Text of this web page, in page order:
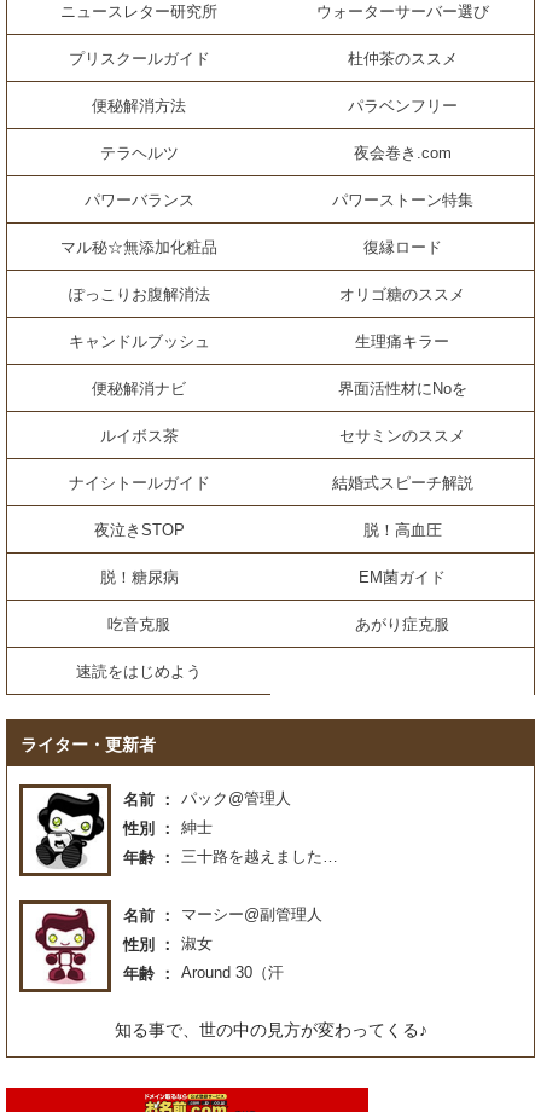
ニュースレター研究所 ウォーターサーバー選び
プリスクールガイド 杜仲茶のススメ
便秘解消方法 パラベンフリー
テラヘルツ 夜会巻き.com
パワーバランス パワーストーン特集
マル秘☆無添加化粧品 復縁ロード
ぽっこりお腹解消法 オリゴ糖のススメ
キャンドルブッシュ 生理痛キラー
便秘解消ナビ 界面活性材にNoを
ルイボス茶 セサミンのススメ
ナイシトールガイド 結婚式スピーチ解説
夜泣きSTOP 脱！高血圧
脱！糖尿病 EM菌ガイド
吃音克服 あがり症克服
速読をはじめよう
ライター・更新者
名前
パック@管理人
性別
紳士
年齢
三十路を越えました…
名前
マーシー@副管理人
性別
淑女
年齢
Around 30（汗
知る事で、世の中の見方が変わってくる♪